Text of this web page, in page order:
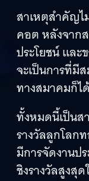
สาเหตุสำคัญไ
คอต หลังจาก
ประโยชน์ แล
จะเป็นการที่มี
ทางสมาคมก็ไ
ทั้งหมดนี้เป็นส
รางวัลลูกโลก
มีการจัดงานป
ชิงรางวัลสูงสุด